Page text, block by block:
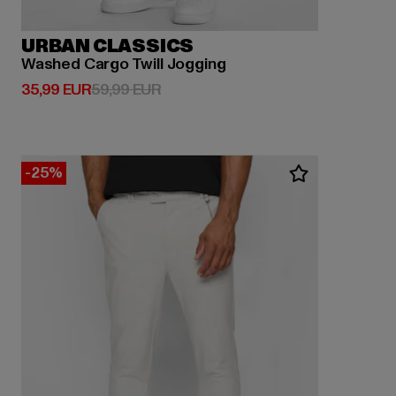
URBAN CLASSICS
Washed Cargo Twill Jogging
35,99 EUR
Derzeitiger Preis: 35,99 EUR
59,99 EURAktionspreis: 59,99 EUR
-25%